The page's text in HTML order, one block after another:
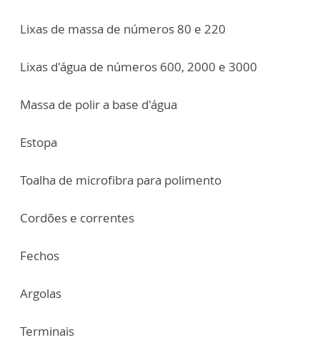
Lixas de massa de números 80 e 220
Lixas d'água de números 600, 2000 e 3000
Massa de polir a base d'água
Estopa
Toalha de microfibra para polimento
Cordões e correntes
Fechos
Argolas
Terminais